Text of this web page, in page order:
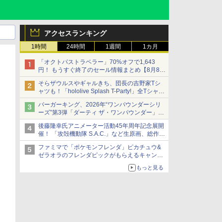
アクセスランキング
1時間 24時間 1週間 1カ月
「オクトパストラベラー」70%オフで1,643
円！ もうすぐ終了のセール情報まとめ【8月8日
更新】
ニンテンドーeショップでは「大神 絶景版」が
67%オフで990円
そらザウルスやギャルきち、団長の吉野家Tシ
ャツも！「hololive Splash T-Party!」全Tシャツ
ラインナップ公開＆オンライン販売開始
バーガーキング、2026年“ワンパウンダーシリ
ーズ”第3弾「ダーティ ザ・ワンパウンダー」を
8月7日発売
「特製ガーリックマヨソース」を使用した超大
型チーズバーガー
後藤隆幸氏アニメーター活動45年周年記念展開
催！ 「攻殻機動隊 S.A.C.」など生原画、総作画
監督修正が展示
ファミマで「ポケモンフレンダ」ピカチュウ&
ゼラオラのフレンダピックがもらえるキャンペ
もっと見る